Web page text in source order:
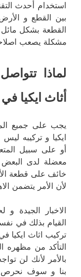
استخدام أحدث
بين القطع و
القطعة بشكل
مشكلة يصعب
لماذا
أثاث ايكيا
يجب على جميع
ايكيا و تركيبه
أو على سبيل
معضلة لدى البعض
خائف على قطعة
لأن الأمر يتضمن
الاخبار
القيام بذلك في
تركيب اثاث
التأكد من مظهره
بالأمر لأنك لن
بنا و سوف